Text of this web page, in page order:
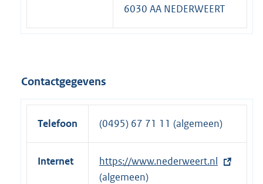
6030 AA NEDERWEERT
Contactgegevens
Telefoon (0495) 67 71 11 (algemeen)
Internet
E
x
https://www.nederweert.nl
(algemeen)